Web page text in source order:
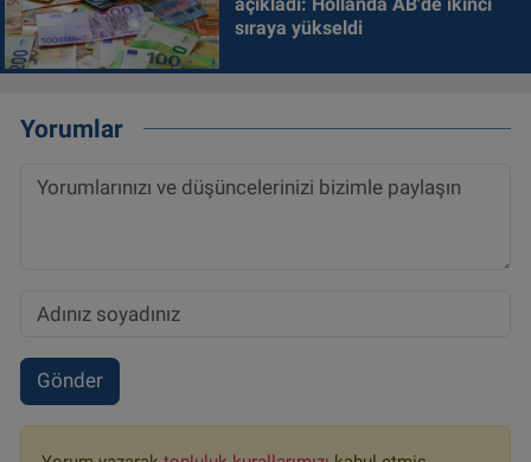
sıraya yükseldi
Yorumlar
Gönder